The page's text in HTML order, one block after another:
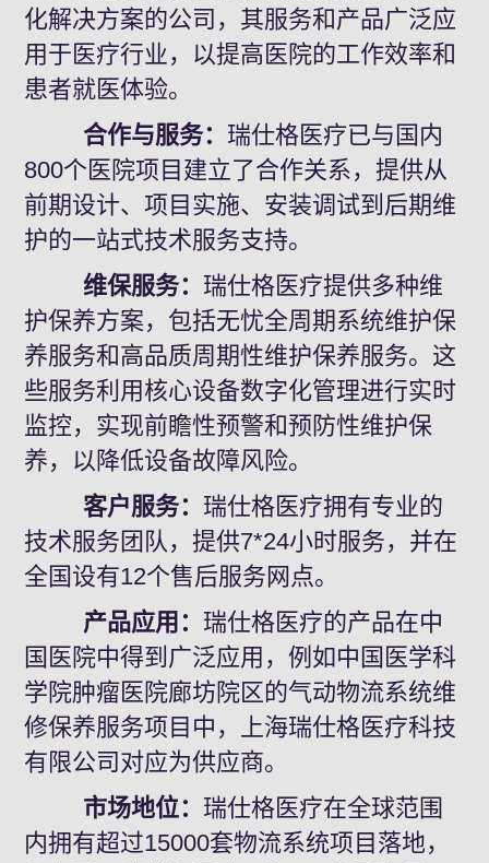
化解决方案的公司，其服务和产品广泛应
用于医疗行业，以提高医院的工作效率和
患者就医体验。
合作与服务： 瑞仕格医疗已与国内
800个医院项目建立了合作关系，提供从
前期设计、项目实施、安装调试到后期维
护的一站式技术服务支持。
维保服务： 瑞仕格医疗提供多种维
护保养方案，包括无忧全周期系统维护保
养服务和高品质周期性维护保养服务。这
些服务利用核心设备数字化管理进行实时
监控，实现前瞻性预警和预防性维护保
养，以降低设备故障风险。
客户服务： 瑞仕格医疗拥有专业的
技术服务团队，提供7*24小时服务，并在
全国设有12个售后服务网点。
产品应用： 瑞仕格医疗的产品在中
国医院中得到广泛应用，例如中国医学科
学院肿瘤医院廊坊院区的气动物流系统维
修保养服务项目中，上海瑞仕格医疗科技
有限公司对应为供应商。
市场地位： 瑞仕格医疗在全球范围
内拥有超过15000套物流系统项目落地，